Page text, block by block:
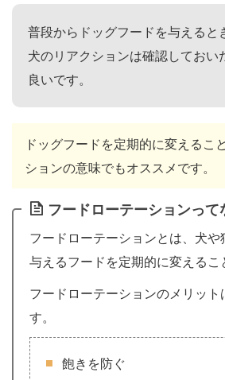
普段からドッグフードを与えると
犬のリアクションは確認しておい
良いです。
ドッグフードを定期的に変えるこ
ションの意味でもオススメです。
フードローテーションって
フードローテーションとは、犬や
与えるフードを定期的に変えるこ
フードローテーションのメリッ
す。
飽きを防ぐ